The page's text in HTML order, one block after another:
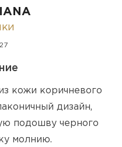
кожи коричневого
дизайн,
подошву черного
молнию.